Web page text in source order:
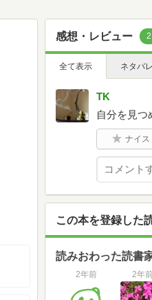
感想・レビュー 2
全て表示 ネタバレ
TK
自分を見つ
ナイス
この本を登録した
読みおわった読書
2年前 2年